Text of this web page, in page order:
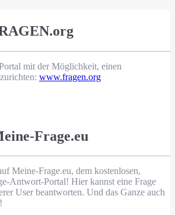
mit der Möglichkeit, einen
www.fragen.org
Frage.eu
Meine-Frage.eu, dem kostenlosen,
Antwort-Portal! Hier kannst eine Frage
User beantworten. Und das Ganze auch